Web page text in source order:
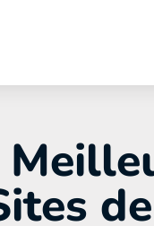
de